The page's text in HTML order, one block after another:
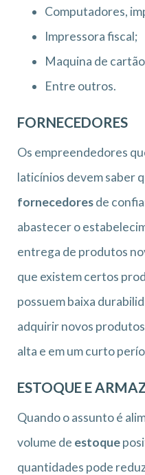
Computadores,
Impressora fiscal;
Maquina de
Entre outros.
FORNECEDORES
Os empreendedores
laticínios devem saber
fornecedoresde
abastecer o
entrega de produtos
que existem certos
possuem baixa
adquirir novos
alta e em um curto
ESTOQUE E
Quando o assunto é
volume de estoque
quantidades pode